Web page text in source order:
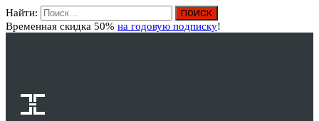
Найти:
Временная скидка 50% на годовую подписку!